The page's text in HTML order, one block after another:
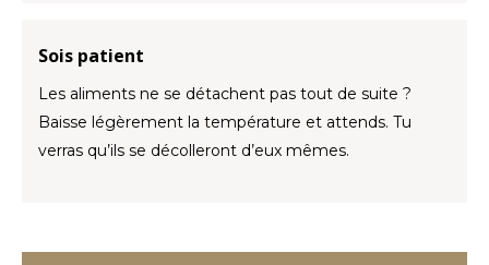
Sois patient
Les aliments ne se détachent pas tout de suite ?
Baisse légèrement la température et attends. Tu
verras qu’ils se décolleront d’eux mêmes.